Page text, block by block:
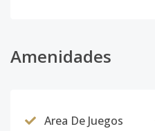
Amenidades
Area De Juegos